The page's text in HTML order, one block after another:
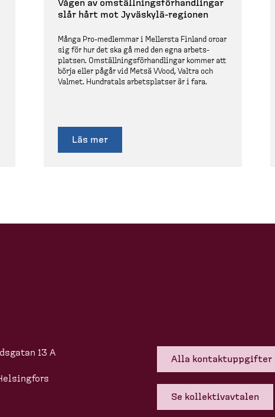
Vågen av omställ­nings­för­hand­lingar
slår hårt mot Jyväskylä-​regionen
Många Pro-​medlemmar i Mellersta Finland oroar
sig för hur det ska gå med den egna arbets­
platsen. Omställ­nings­för­hand­lingar kommer att
börja eller pågår vid Metsä Wood, Valtra och
Valmet. Hundratals arbets­platser är i fara.
Läs mer
13 A
Alla kontakt­upp­gifter
Se kollek­tivavtalen